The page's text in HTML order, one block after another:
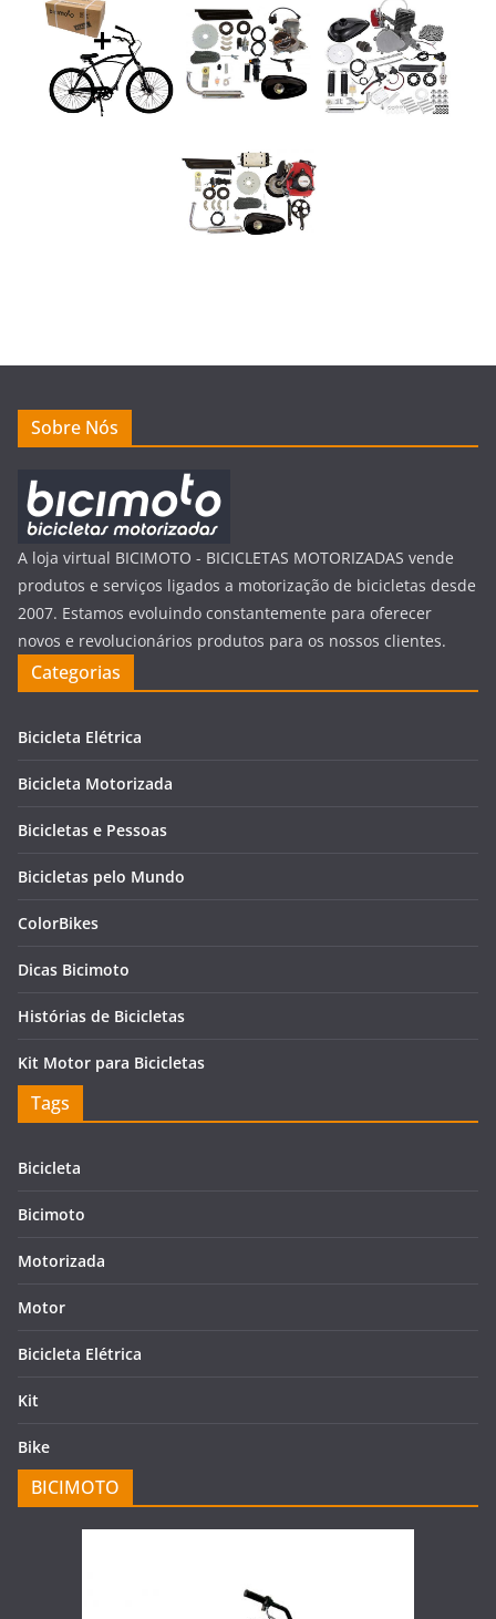
Sobre Nós
A loja virtual BICIMOTO - BICICLETAS MOTORIZADAS vende
produtos e serviços ligados a motorização de bicicletas desde
2007. Estamos evoluindo constantemente para oferecer
novos e revolucionários produtos para os nossos clientes.
Categorias
Bicicleta Elétrica
Bicicleta Motorizada
Bicicletas e Pessoas
Bicicletas pelo Mundo
ColorBikes
Dicas Bicimoto
Histórias de Bicicletas
Kit Motor para Bicicletas
Tags
Bicicleta
Bicimoto
Motorizada
Motor
Bicicleta Elétrica
Kit
Bike
BICIMOTO